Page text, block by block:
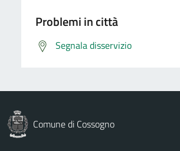
Problemi in città
Segnala disservizio
Comune di Cossogno